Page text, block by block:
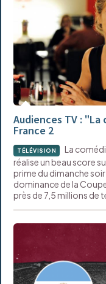
Audiences TV :
France 2
TÉLÉVISION
La
réalise un beau score
prime du dimanche
dominance de la
près de 7,5 millions de